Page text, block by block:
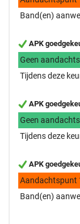
Band(en)
APK
Geen
Tijdens deze
APK
Geen
Tijdens deze
APK
Aandachtspunt
Band(en)